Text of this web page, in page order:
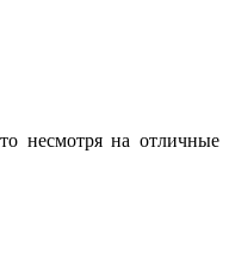
несмотря на отличные